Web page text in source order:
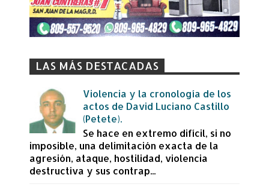
LAS MÁS DESTACADAS
Violencia y la cronología de los
actos de David Luciano Castillo
(Petete).
Se hace en extremo difícil, si no
imposible, una delimitación exacta de la
agresión, ataque, hostilidad, violencia
destructiva y sus contrap...